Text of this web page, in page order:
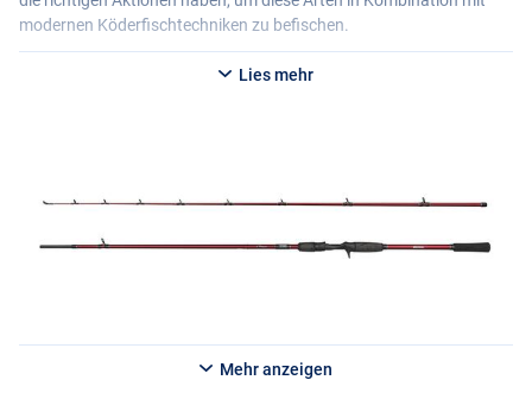
modernen Köderfischtechniken zu befischen.
Lies mehr
Mehr anzeigen